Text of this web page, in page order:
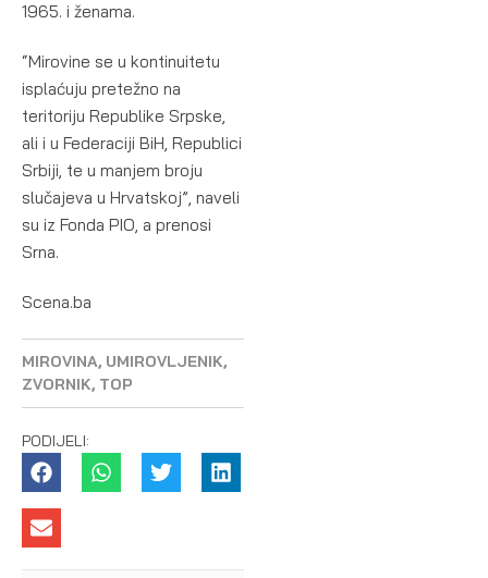
1965. i ženama.
“Mirovine se u kontinuitetu
isplaćuju pretežno na
teritoriju Republike Srpske,
ali i u Federaciji BiH, Republici
Srbiji, te u manjem broju
slučajeva u Hrvatskoj”, naveli
su iz Fonda PIO, a prenosi
Srna.
Scena.ba
MIROVINA, UMIROVLJENIK,
ZVORNIK, TOP
PODIJELI: